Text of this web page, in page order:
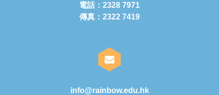
電話：2328 7971
傳真：2322 7419
info@rainbow.edu.hk